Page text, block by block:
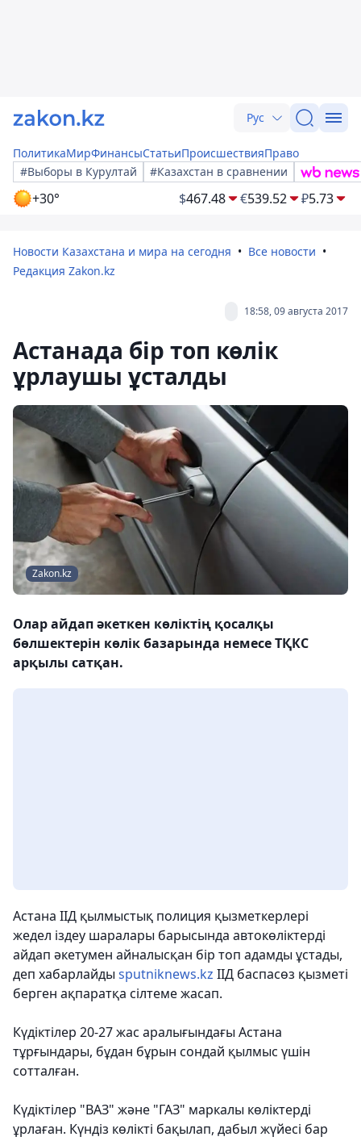
Рус
ПолитикаМирФинансыСтатьиПроисшествияПраво
#Выборы в Курултай
#Казахстан в сравнении
+30° $467.48 €539.52 ₽5.73
Новости Казахстана и мира на сегодня
Все новости
Редакция Zakon.kz
18:58, 09 августа 2017
Астанада бір топ көлік
ұрлаушы ұсталды
Zakon.kz
Олар айдап әкеткен көліктің қосалқы
бөлшектерін көлік базарында немесе ТҚКС
арқылы сатқан.
Астана ІІД қылмыстық полиция қызметкерлері
жедел іздеу шаралары барысында автокөліктерді
айдап әкетумен айналысқан бір топ адамды ұстады,
деп хабарлайды sputniknews.kz ІІД баспасөз қызметі
берген ақпаратқа сілтеме жасап.
Күдіктілер 20-27 жас аралығындағы Астана
тұрғындары, бұдан бұрын сондай қылмыс үшін
сотталған.
Күдіктілер "ВАЗ" және "ГАЗ" маркалы көліктерді
ұрлаған. Күндіз көлікті бақылап, дабыл жүйесі бар